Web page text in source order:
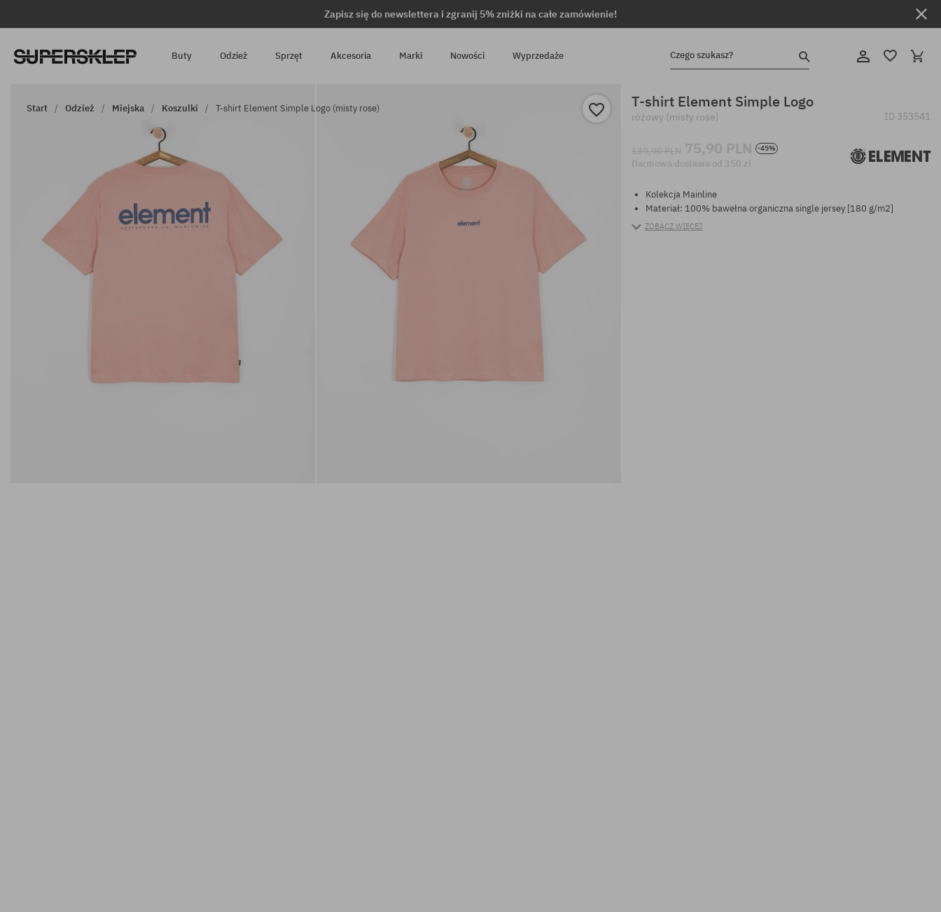
Zapisz się do newslettera i zgranij 5% zniżki na całe zamówienie!
Buty Odzież Sprzęt Akcesoria Marki Nowości Wyprzedaże Czego szukasz?
Start Odzież Miejska Koszulki T-shirt Element Simple Logo (misty rose) T-shirt Element Simple Logo
różowy (misty rose) ID 353541
139,90 PLN 75,90 PLN -45%
Darmowa dostawa od 350 zł
Kolekcja Mainline
Materiał: 100% bawełna organiczna single jersey [180 g/m2]
ZOBACZ WIĘCEJ